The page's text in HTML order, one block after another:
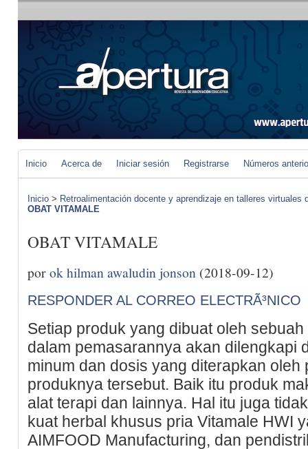
Inicio Acerca de Iniciar sesión Registrarse Números
Inicio > Retroalimentación docente y aprendizaje en talleres virtuales
OBAT VITAMALE
OBAT VITAMALE
porok hilman awaludin jonson (2018-09-12)
RESPONDER AL CORREO ELECTRÃ³NICO
Setiap produk yang dibuat oleh
dalam pemasarannya akan dilengkapi
minum dan dosis yang diterapkan oleh
produknya tersebut. Baik itu produk
alat terapi dan lainnya. Hal itu juga
kuat herbal khusus pria Vitamale HWI
AIMFOOD Manufacturing, dan